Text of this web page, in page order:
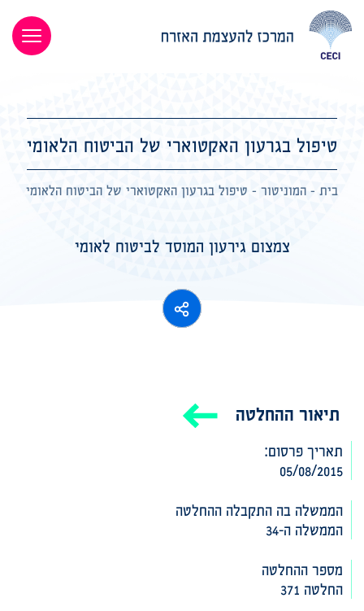
טיפול בגרעון האקטוארי של הביטוח הלאומי
בית - המוניטור - טיפול בגרעון האקטוארי של הביטוח הלאומי
צמצום גירעון המוסד לביטוח לאומי
תיאור ההחלטה
תאריך פרסום:
05/08/2015
הממשלה בה התקבלה ההחלטה‎‎
הממשלה ה-34
מספר ההחלטה
החלטה 371